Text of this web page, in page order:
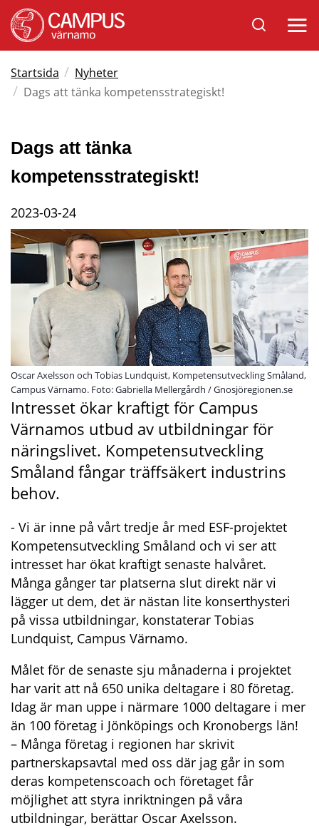
Sök
på
Varnamo.se
Öppna
Startsida / Nyheter
/ Dags att tänka kompetensstrategiskt!
Dags att tänka
kompetensstrategiskt!
2023-03-24
Oscar Axelsson och Tobias Lundquist, Kompetensutveckling Småland,
Campus Värnamo. Foto: Gabriella Mellergårdh / Gnosjöregionen.se
Intresset ökar kraftigt för Campus
Värnamos utbud av utbildningar för
näringslivet. Kompetensutveckling
Småland fångar träffsäkert industrins
behov.
- Vi är inne på vårt tredje år med ESF-projektet
Kompetensutveckling Småland och vi ser att
intresset har ökat kraftigt senaste halvåret.
Många gånger tar platserna slut direkt när vi
lägger ut dem, det är nästan lite konserthysteri
på vissa utbildningar, konstaterar Tobias
Lundquist, Campus Värnamo.
Målet för de senaste sju månaderna i projektet
har varit att nå 650 unika deltagare i 80 företag.
Idag är man uppe i närmare 1000 deltagare i mer
än 100 företag i Jönköpings och Kronobergs län!
– Många företag i regionen har skrivit
partnerskapsavtal med oss där jag går in som
deras kompetenscoach och företaget får
möjlighet att styra inriktningen på våra
utbildningar, berättar Oscar Axelsson.